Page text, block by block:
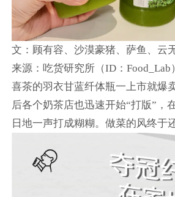
文：顾有容、沙漠豪猪、萨鱼、云
来源：吃货研究所（ID：Food_Lab）
喜茶的羽衣甘蓝纤体瓶一上市就爆
后各个奶茶店也迅速开始“打版”，
日地一声打成糊糊。做菜的风终于